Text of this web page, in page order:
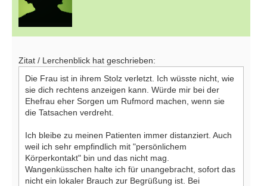
Zitat / Lerchenblick hat geschrieben:
Die Frau ist in ihrem Stolz verletzt. Ich wüsste nicht, wie
sie dich rechtens anzeigen kann. Würde mir bei der
Ehefrau eher Sorgen um Rufmord machen, wenn sie
die Tatsachen verdreht.
Ich bleibe zu meinen Patienten immer distanziert. Auch
weil ich sehr empfindlich mit "persönlichem
Körperkontakt" bin und das nicht mag.
Wangenküsschen halte ich für unangebracht, sofort das
nicht ein lokaler Brauch zur Begrüßung ist. Bei